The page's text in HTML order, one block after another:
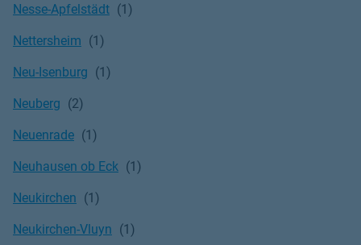
Nesse-Apfelstädt
Nettersheim
Neu-Isenburg
Neuberg
Neuenrade
Neuhausen ob Eck
Neukirchen
Neukirchen-Vluyn